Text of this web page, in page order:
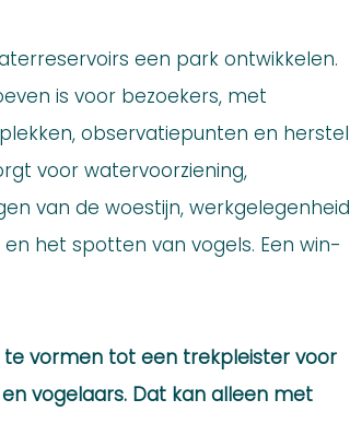
een park ontwikkelen.
is voor bezoekers, met
observatiepunten en herstel
voor watervoorziening,
van de woestijn, werkgelegenheid
het spotten van vogels. Een win-
vormen tot een trekpleister voor
vogelaars. Dat kan alleen met